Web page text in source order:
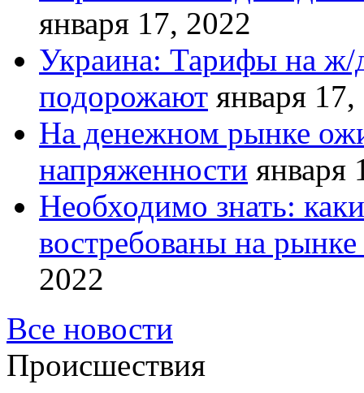
января 17, 2022
Украина: Тарифы на ж/
подорожают января
На денежном рынке
напряженности января
Необходимо знать:
востребованы на
2022
Все новости
Происшествия